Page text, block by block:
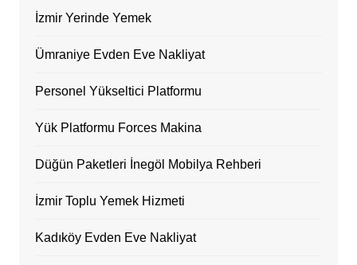
İzmir Yerinde Yemek
Ümraniye Evden Eve Nakliyat
Personel Yükseltici Platformu
Yük Platformu Forces Makina
Düğün Paketleri İnegöl Mobilya Rehberi
İzmir Toplu Yemek Hizmeti
Kadıköy Evden Eve Nakliyat